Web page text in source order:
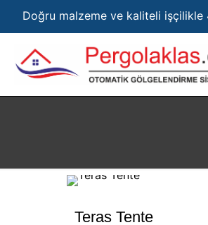
Doğru malzeme ve kaliteli
Teras Tente